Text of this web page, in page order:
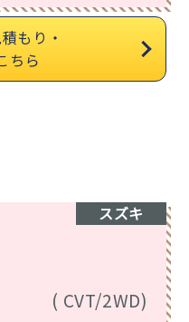
もり・
ちら
スズキ
( CVT/2WD)